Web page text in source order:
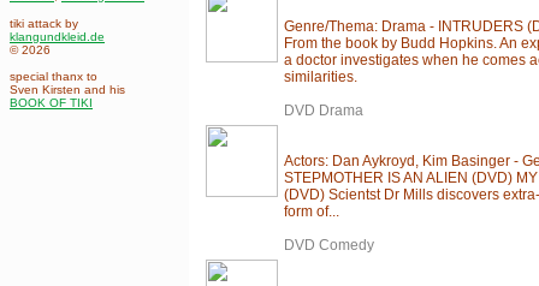
tiki attack by
klangundkleid.de
© 2026
special thanx to
Sven Kirsten and his
BOOK OF TIKI
Genre/Thema: Drama - INTRUDERS
From the book by Budd Hopkins. An
a doctor investigates when he comes
similarities.
DVD Drama
Actors: Dan Aykroyd, Kim Basinger -
STEPMOTHER IS AN ALIEN (DVD)
(DVD) Scientst Dr Mills discovers
form of...
DVD Comedy